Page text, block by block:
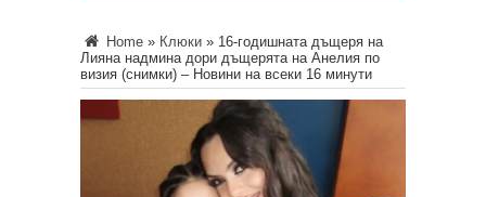
Home » Клюки » 16-годишната дъщеря на
Лияна надмина дори дъщерята на Анелия по
визия (снимки) – Новини на всеки 16 минути